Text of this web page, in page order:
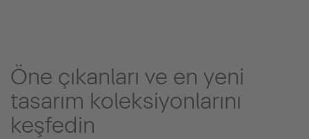
Öne çıkanları ve en yeni
tasarım koleksiyonlarını
keşfedin